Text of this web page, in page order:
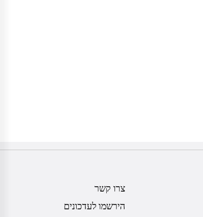
צרו קשר
הירשמו לעדכונים